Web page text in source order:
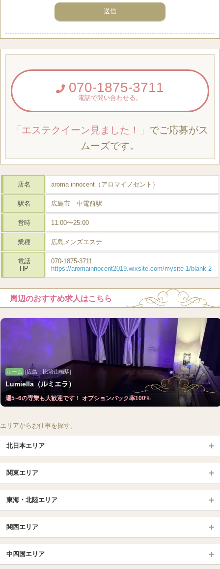
070-1875-3711
電話で問い合わせる。
「エステクイーン見ました！」 でご応募がス
ムーズです。
店名 aroma innocent（アロマイノセント）
駅名 広島市 中電前駅
営時 11:00〜25:00
業種 広島メンズエステ
電話
HP
070-1875-3711
https://aromainnocent2019.wixsite.com/mysite-1/blank-2
周辺のおすすめ求人はこちら
ルーム [広島 比治山橋駅]
Lumiella（ルミエラ）
週5~6の専業も大歓迎です！ オプションバック率100%
エリアからお仕事を探す。
北日本エリア
北海道（札幌・旭川・函館）
青森
岩手 (盛岡・北上)
福島 (いわき・郡山)
山形
長野・松本・上田
群馬（伊勢崎・高崎・前橋）
関東エリア
大宮・浦和・川口
越谷・春日部
千葉TOP
松戸・柏
東海・北陸エリア
愛知（名古屋）
岐阜県
北陸
関西エリア
京都駅・伏見区 烏丸御池駅
中四国エリア